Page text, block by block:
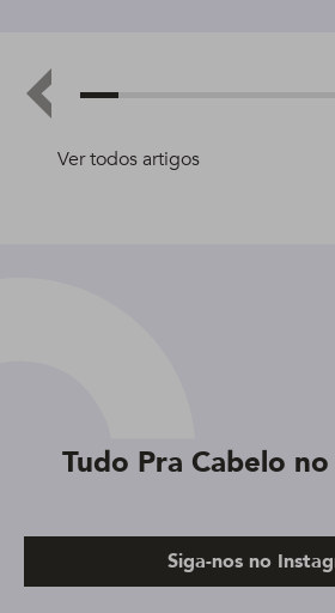
Ver todos artigos
Tudo Pra Cabelo
Siga-nos no